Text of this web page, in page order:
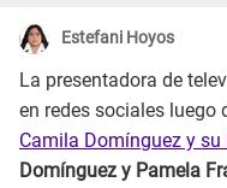
Estefani Hoyos
La presentadora de
en redes sociales luego
Camila Domínguez y su
Domínguez y Pamela